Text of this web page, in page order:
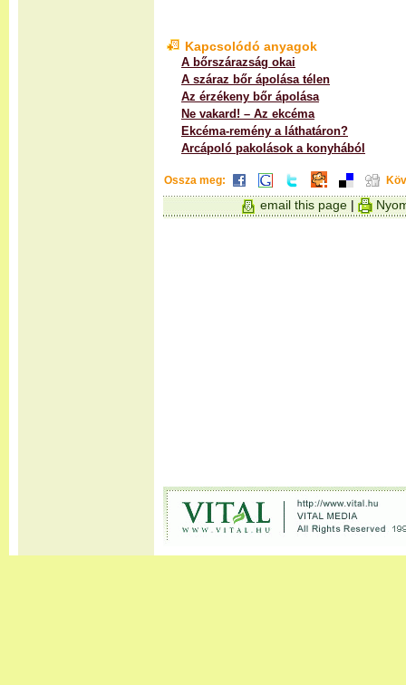
Kapcsolódó anyagok
A bőrszárazság okai
A száraz bőr ápolása télen
Az érzékeny bőr ápolása
Ne vakard! – Az ekcéma
Ekcéma-remény a láthatáron?
Arcápoló pakolások a konyhából
Ossza meg:
email this page |